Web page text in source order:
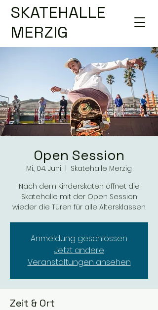
SKATEHALLE
MERZIG
Open Session
Mi., 04. Juni
Skatehalle Merzig
Nach dem Kinderskaten öffnet die
Skatehalle mit der Open Session
wieder die Türen für alle Altersklassen.
Anmeldung geschlossen
Jetzt andere
Veranstaltungen ansehen
Zeit & Ort